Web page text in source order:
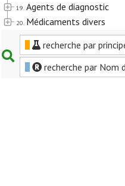
19. Agents de diagnostic
20. Médicaments divers
recherche par
recherche par Nom